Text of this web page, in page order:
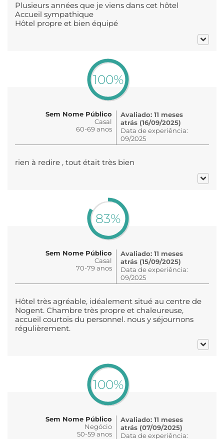
Plusieurs années que je viens dans cet hôtel
Accueil sympathique
Hôtel propre et bien équipé
100%
Sem Nome Público
Casal
60-69 anos
Avaliado: 11 meses
atrás (16/09/2025)
Data de experiência:
09/2025
rien à redire , tout était très bien
83%
Sem Nome Público
Casal
70-79 anos
Avaliado: 11 meses
atrás (15/09/2025)
Data de experiência:
09/2025
Hôtel très agréable, idéalement situé au centre de
Nogent. Chambre très propre et chaleureuse,
accueil courtois du personnel. nous y séjournons
régulièrement.
100%
Sem Nome Público
Negócio
50-59 anos
Avaliado: 11 meses
atrás (07/09/2025)
Data de experiência: